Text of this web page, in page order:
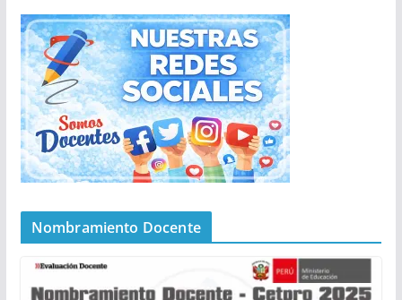
Nombramiento Docente